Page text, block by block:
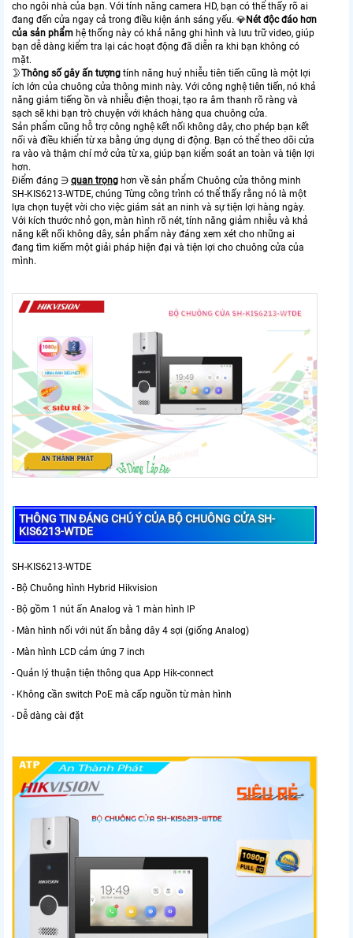
cho ngôi nhà của bạn. Với tính năng camera HD, bạn có thể thấy rõ ai
đang đến cửa ngay cả trong điều kiện ánh sáng yếu. 💎Nét độc đáo hơn
của sản phẩm hệ thống này có khả năng ghi hình và lưu trữ video, giúp
bạn dễ dàng kiểm tra lại các hoạt động đã diễn ra khi bạn không có
mặt.
🌛Thông số gây ấn tượng tính năng huỷ nhiễu tiên tiến cũng là một lợi
ích lớn của chuông cửa thông minh này. Với công nghệ tiên tiến, nó khả
năng giảm tiếng ồn và nhiễu điện thoại, tạo ra âm thanh rõ ràng và
sạch sẽ khi bạn trò chuyện với khách hàng qua chuông cửa.
Sản phẩm cũng hỗ trợ công nghệ kết nối không dây, cho phép bạn kết
nối và điều khiển từ xa bằng ứng dụng di động. Bạn có thể theo dõi cửa
ra vào và thậm chí mở cửa từ xa, giúp bạn kiểm soát an toàn và tiện lợi
hơn.
Điểm đáng ∋ quan trọng hơn về sản phẩm Chuông cửa thông minh
SH-KIS6213-WTDE, chúng Từng công trình có thể thấy rằng nó là một
lựa chọn tuyệt vời cho việc giám sát an ninh và sự tiện lợi hàng ngày.
Với kích thước nhỏ gọn, màn hình rõ nét, tính năng giảm nhiễu và khả
năng kết nối không dây, sản phẩm này đáng xem xét cho những ai
đang tìm kiếm một giải pháp hiện đại và tiện lợi cho chuông cửa của
mình.
THÔNG TIN ĐÁNG CHÚ Ý CỦA BỘ CHUÔNG CỬA SH-
KIS6213-WTDE
SH-KIS6213-WTDE
- Bộ Chuông hình Hybrid Hikvision
- Bộ gồm 1 nút ấn Analog và 1 màn hình IP
- Màn hình nối với nút ấn bằng dây 4 sợi (giống Analog)
- Màn hình LCD cảm ứng 7 inch
- Quản lý thuận tiện thông qua App Hik-connect
- Không cần switch PoE mà cấp nguồn từ màn hình
- Dễ dàng cài đặt